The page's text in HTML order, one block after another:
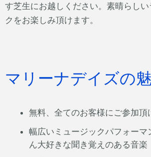
す芝生にお越しください。素晴らし
クをお楽しみ頂けます。
マリーナデイズの
無料、全てのお客様にご参加頂
幅広いミュージックパフォーマ
ん大好きな聞き覚えのある音楽